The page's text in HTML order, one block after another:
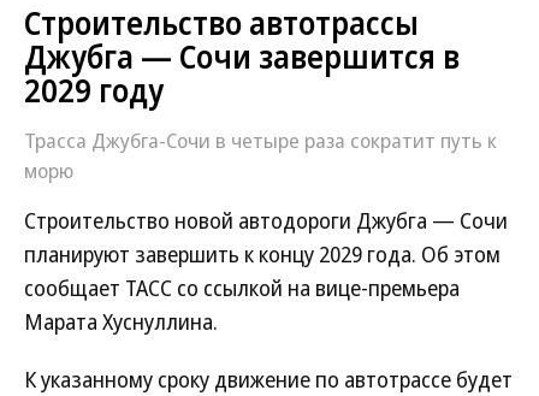
Строительство автотрассы
Джубга — Сочи завершится в
2029 году
Трасса Джубга-Сочи в четыре раза сократит путь к
морю
Строительство новой автодороги Джубга — Сочи
планируют завершить к концу 2029 года. Об этом
сообщает ТАСС со ссылкой на вице-премьера
Марата Хуснуллина.
К указанному сроку движение по автотрассе будет